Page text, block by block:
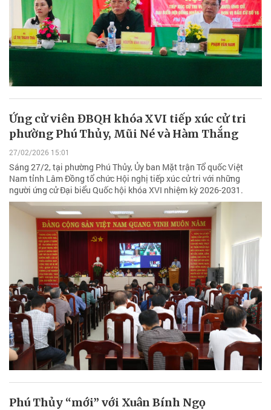
Ứng cử viên ĐBQH khóa XVI tiếp xúc cử tri
phường Phú Thủy, Mũi Né và Hàm Thắng
27/02/2026 15:01
Sáng 27/2, tại phường Phú Thủy, Ủy ban Mặt trận Tổ quốc Việt
Nam tỉnh Lâm Đồng tổ chức Hội nghị tiếp xúc cử tri với những
người ứng cử Đại biểu Quốc hội khóa XVI nhiệm kỳ 2026-2031.
Phú Thủy “mới” với Xuân Bính Ngọ